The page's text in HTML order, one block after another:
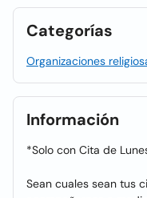
Categorías
Organizaciones
Información
*Solo con Cita de
Sean cuales sean tus